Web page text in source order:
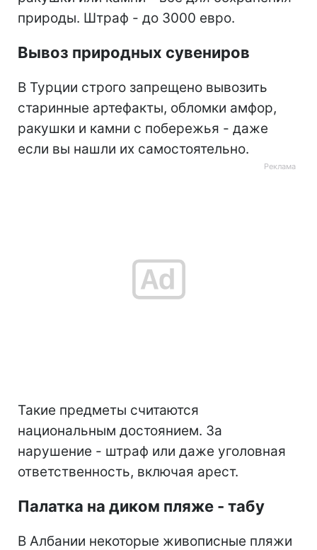
природы. Штраф - до 3000 евро.
Вывоз природных сувениров
В Турции строго запрещено вывозить
старинные артефакты, обломки амфор,
ракушки и камни с побережья - даже
если вы нашли их самостоятельно.
Такие предметы считаются
национальным достоянием. За
нарушение - штраф или даже уголовная
ответственность, включая арест.
Палатка на диком пляже - табу
В Албании некоторые живописные пляжи